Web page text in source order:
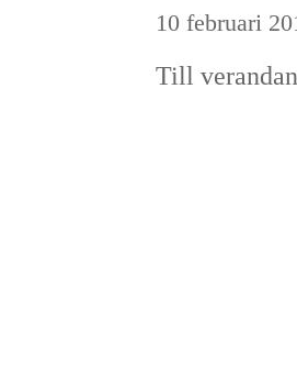
10 februari
Till